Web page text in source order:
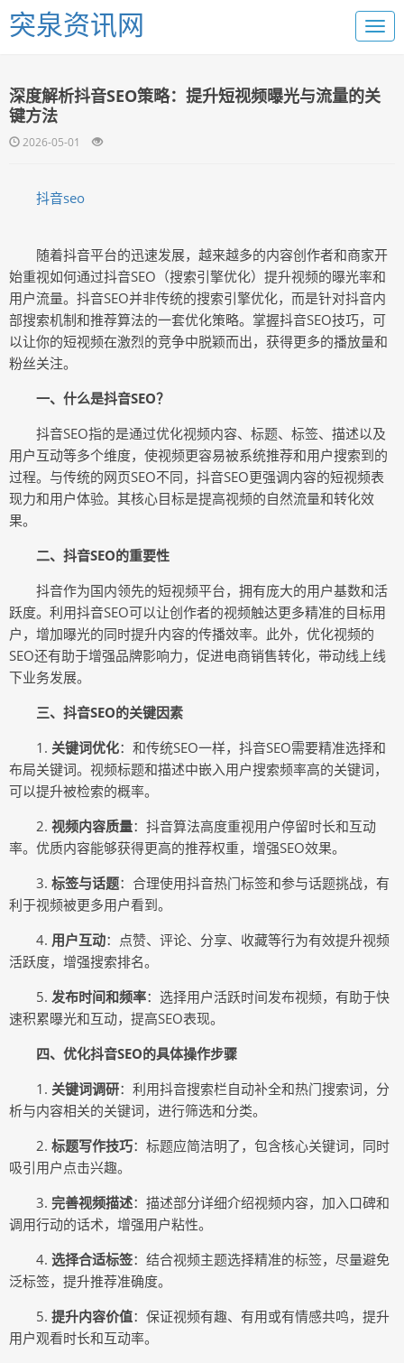
突泉资讯网
深度解析抖音SEO策略：提升短视频曝光与流量的关
键方法
2026-05-01
抖音seo
随着抖音平台的迅速发展，越来越多的内容创作者和商家开
始重视如何通过抖音SEO（搜索引擎优化）提升视频的曝光率和
用户流量。抖音SEO并非传统的搜索引擎优化，而是针对抖音内
部搜索机制和推荐算法的一套优化策略。掌握抖音SEO技巧，可
以让你的短视频在激烈的竞争中脱颖而出，获得更多的播放量和
粉丝关注。
一、什么是抖音SEO？
抖音SEO指的是通过优化视频内容、标题、标签、描述以及
用户互动等多个维度，使视频更容易被系统推荐和用户搜索到的
过程。与传统的网页SEO不同，抖音SEO更强调内容的短视频表
现力和用户体验。其核心目标是提高视频的自然流量和转化效
果。
二、抖音SEO的重要性
抖音作为国内领先的短视频平台，拥有庞大的用户基数和活
跃度。利用抖音SEO可以让创作者的视频触达更多精准的目标用
户，增加曝光的同时提升内容的传播效率。此外，优化视频的
SEO还有助于增强品牌影响力，促进电商销售转化，带动线上线
下业务发展。
三、抖音SEO的关键因素
1. 关键词优化：和传统SEO一样，抖音SEO需要精准选择和
布局关键词。视频标题和描述中嵌入用户搜索频率高的关键词，
可以提升被检索的概率。
2. 视频内容质量：抖音算法高度重视用户停留时长和互动
率。优质内容能够获得更高的推荐权重，增强SEO效果。
3. 标签与话题：合理使用抖音热门标签和参与话题挑战，有
利于视频被更多用户看到。
4. 用户互动：点赞、评论、分享、收藏等行为有效提升视频
活跃度，增强搜索排名。
5. 发布时间和频率：选择用户活跃时间发布视频，有助于快
速积累曝光和互动，提高SEO表现。
四、优化抖音SEO的具体操作步骤
1. 关键词调研：利用抖音搜索栏自动补全和热门搜索词，分
析与内容相关的关键词，进行筛选和分类。
2. 标题写作技巧：标题应简洁明了，包含核心关键词，同时
吸引用户点击兴趣。
3. 完善视频描述：描述部分详细介绍视频内容，加入口碑和
调用行动的话术，增强用户粘性。
4. 选择合适标签：结合视频主题选择精准的标签，尽量避免
泛标签，提升推荐准确度。
5. 提升内容价值：保证视频有趣、有用或有情感共鸣，提升
用户观看时长和互动率。